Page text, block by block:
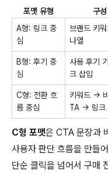
포맷 유형 구
A형: 링크 중
심
브랜드 키
나열
B형: 후기 중
심
사용 후기
크 삽입
C형: 전환 흐
름 중심
키워드 →
TA → 링크
C형 포맷은 CTA 문장과
사용자 판단 흐름을 만들
단순 클릭을 넘어서 구매